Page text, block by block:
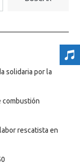
solidaria por la
combustión
rescatista en